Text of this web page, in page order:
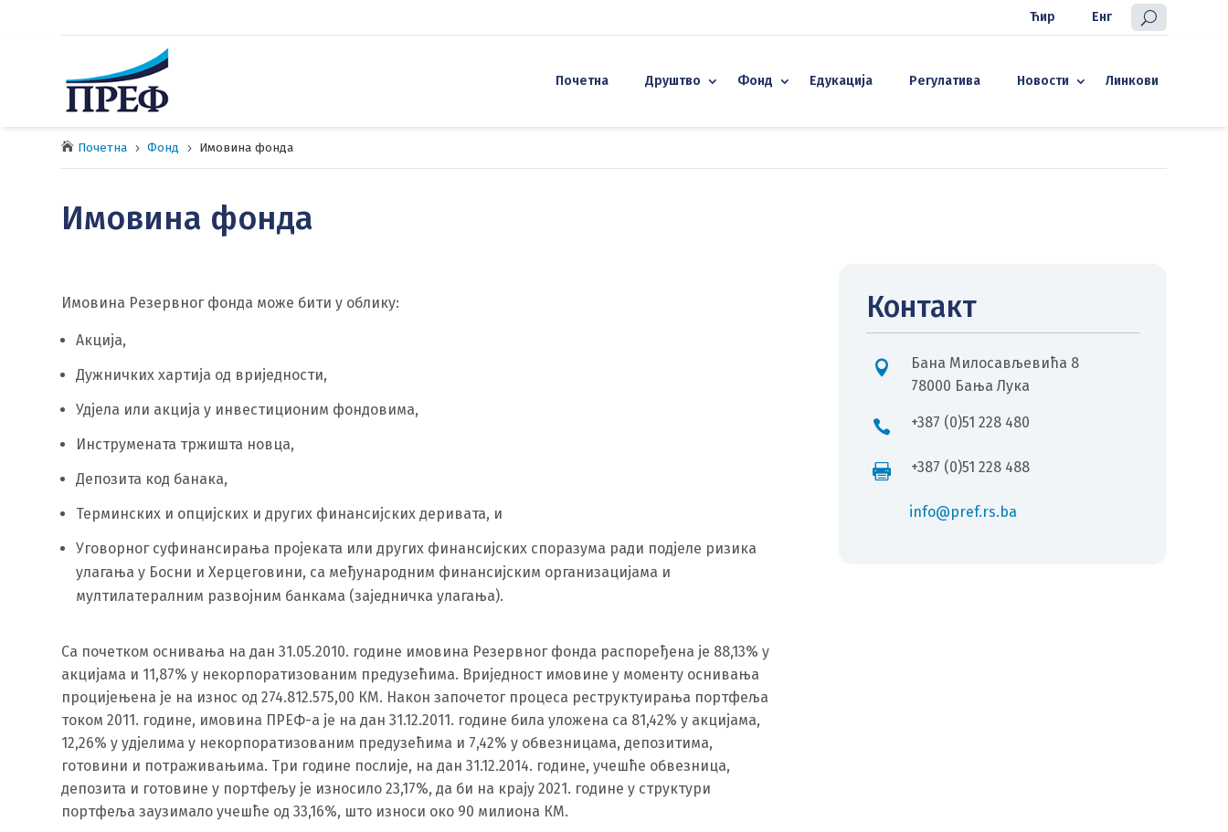
Ћир Енг
Почетна Друштво Фонд Едукација Регулатива Новости Линкови
 Почетна 5 Фонд 5 Имовина фонда
Имовина фонда
Имовина Резервног фонда може бити у облику:
Акција,
Дужничких хартија од вриједности,
Удјела или акција у инвестиционим фондовима,
Инструмената тржишта новца,
Депозита код банака,
Терминских и опцијских и других финансијских деривата, и
Уговорног суфинансирања пројеката или других финансијских споразума ради подјеле ризика
улагања у Босни и Херцеговини, са међународним финансијским организацијама и
мултилатералним развојним банкама (заједничка улагања).
Са почетком оснивања на дан 31.05.2010. године имовина Резервног фонда распоређена је 88,13% у
акцијама и 11,87% у некорпоратизованим предузећима. Вриједност имовине у моменту оснивања
процијењена је на износ од 274.812.575,00 КМ. Након започетог процеса реструктуирања портфеља
током 2011. године, имовина ПРЕФ-а је на дан 31.12.2011. године била уложена са 81,42% у акцијама,
12,26% у удјелима у некорпоратизованим предузећима и 7,42% у обвезницама, депозитима,
готовини и потраживањима. Три године послије, на дан 31.12.2014. године, учешће обвезница,
депозита и готовине у портфељу је износило 23,17%, да би на крају 2021. године у структури
портфеља заузимало учешће од 33,16%, што износи око 90 милиона КМ.
Контакт

Бана Милосављевића 8
78000 Бања Лука
 +387 (0)51 228 480
 +387 (0)51 228 488
info@pref.rs.ba